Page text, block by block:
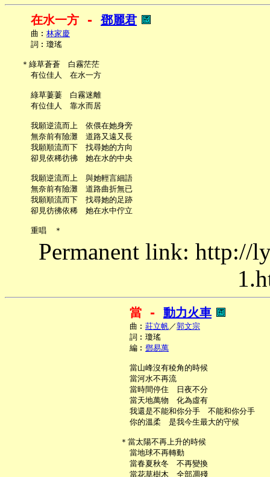
在水一方 - 鄧麗君
     曲︰
林家慶
     詞︰瓊瑤
   ＊綠草蒼蒼　白霧茫茫
     有位佳人　在水一方
     綠草萋萋　白霧迷離
     有位佳人　靠水而居
     我願逆流而上　依偎在她身旁
     無奈前有險灘　道路又遠又長
     我願順流而下　找尋她的方向
     卻見依稀彷彿　她在水的中央
     我願逆流而上　與她輕言細語
     無奈前有險灘　道路曲折無已
     我願順流而下　找尋她的足跡
     卻見彷彿依稀　她在水中佇立
Permanent link: http://
當 - 動力火車
     曲︰
莊立帆／郭文宗
     詞︰瓊瑤
     編︰
鄧易萬
     當山峰沒有稜角的時候
     當河水不再流
     當時間停住　日夜不分
     當天地萬物　化為虛有
     我還是不能和你分手　不能和你分手
     你的溫柔　是我今生最大的守候
   ＊當太陽不再上升的時候
     當地球不再轉動
     當春夏秋冬　不再變換
     當花草樹木　全部凋殘